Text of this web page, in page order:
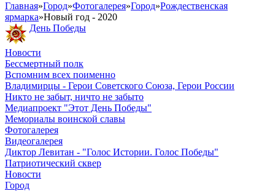
Главная»Город»Фотогалерея»Город»Рождественская
ярмарка»Новый год - 2020
День Победы
Новости
Бессмертный полк
Вспомним всех поименно
Владимирцы - Герои Советского Союза, Герои России
Никто не забыт, ничто не забыто
Медиапроект "Этот День Победы"
Мемориалы воинской славы
Фотогалерея
Видеогалерея
Диктор Левитан - "Голос Истории. Голос Победы"
Патриотический сквер
Новости
Город